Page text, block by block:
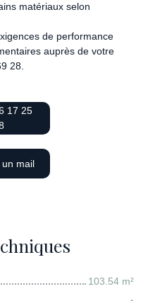
matériaux selon
de performance
auprès de votre
28.
17 25
un mail
103.54 m²